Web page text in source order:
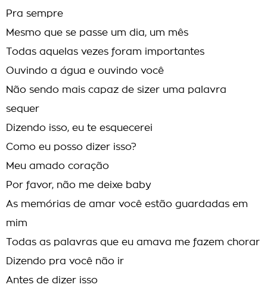
Pra sempre
Mesmo que se passe um dia, um mês
Todas aquelas vezes foram importantes
Ouvindo a água e ouvindo você
Não sendo mais capaz de sizer uma palavra
sequer
Dizendo isso, eu te esquecerei
Como eu posso dizer isso?
Meu amado coração
Por favor, não me deixe baby
As memórias de amar você estão guardadas em
mim
Todas as palavras que eu amava me fazem chorar
Dizendo pra você não ir
Antes de dizer isso